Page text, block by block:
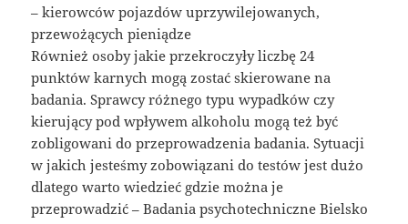
– kierowców pojazdów uprzywilejowanych,
przewożących pieniądze
Również osoby jakie przekroczyły liczbę 24
punktów karnych mogą zostać skierowane na
badania. Sprawcy różnego typu wypadków czy
kierujący pod wpływem alkoholu mogą też być
zobligowani do przeprowadzenia badania. Sytuacji
w jakich jesteśmy zobowiązani do testów jest dużo
dlatego warto wiedzieć gdzie można je
przeprowadzić – Badania psychotechniczne Bielsko